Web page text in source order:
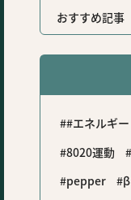
おすすめ記事
#エネルギー
8020運動
pepper